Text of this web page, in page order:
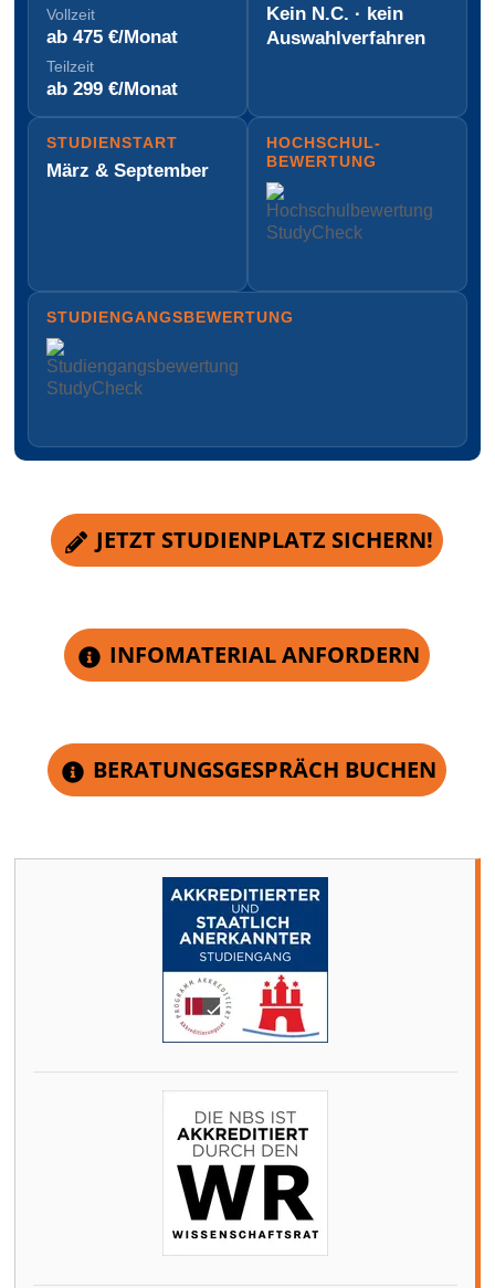
Vollzeit
ab 475 €/Monat
Teilzeit
ab 299 €/Monat
Kein N.C. · kein
Auswahl­verfahren
STUDIENSTART
März & September
HOCH­SCHUL­
BEWERTUNG
STUDIENGANGS­BEWERTUNG
JETZT STUDIENPLATZ SICHERN!
INFOMATERIAL ANFORDERN
BERATUNGSGESPRÄCH BUCHEN